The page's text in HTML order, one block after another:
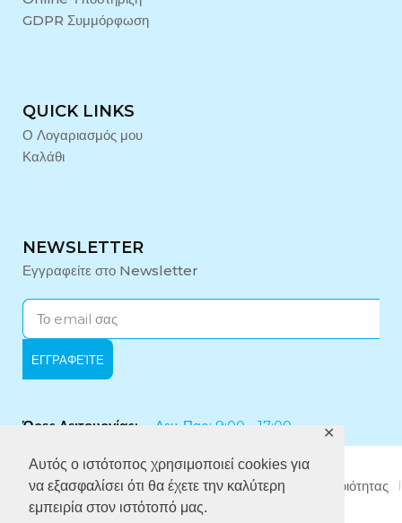
Αυτός ο ιστότοπος χρησιμοποιεί cookies για
να εξασφαλίσει ότι θα έχετε την καλύτερη
εμπειρία στον ιστότοπό μας.
✕
GDPR Συμμόρφωση
QUICK LINKS
Ο Λογαριασμός μου
Καλάθι
NEWSLETTER
Εγγραφείτε στο Newsletter
Ώρες Λειτουργίας: Δευ-Παρ: 9:00 - 17:00
Εταιρικό Προφίλ Πολιτική Απορρήτου
Πολιτική Ποιότητας
Πολιτική κατά της Δωροδοκίας